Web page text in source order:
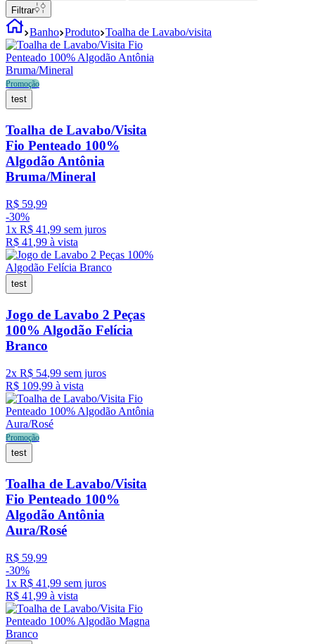
Filtrar
Banho Produto Toalha de Lavabo/visita
Promoção
test
Toalha de Lavabo/Visita
Fio Penteado 100%
Algodão Antônia
Bruma/Mineral
R$ 59,99
-30%
1x R$ 41 ,99 sem juros
R$ 41 ,99 à vista
test
Jogo de Lavabo 2 Peças
100% Algodão Felícia
Branco
2x R$ 54,99 sem juros
R$ 109,99 à vista
Promoção
test
Toalha de Lavabo/Visita
Fio Penteado 100%
Algodão Antônia
Aura/Rosé
R$ 59,99
-30%
1x R$ 41 ,99 sem juros
R$ 41 ,99 à vista